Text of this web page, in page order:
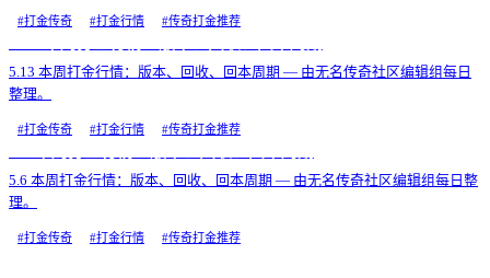
#打金传奇 #打金行情 #传奇打金推荐
5.13 本周打金行情：版本、回收、回本周期 — 由无名传奇社区编辑组每日
整理。
#打金传奇 #打金行情 #传奇打金推荐
5.6 本周打金行情：版本、回收、回本周期 — 由无名传奇社区编辑组每日整
理。
#打金传奇 #打金行情 #传奇打金推荐